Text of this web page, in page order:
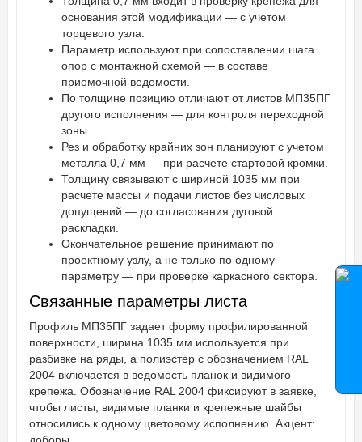
основания этой модификации — с учетом
торцевого узла.
Параметр используют при сопоставлении шага
опор с монтажной схемой — в составе
приемочной ведомости.
По толщине позицию отличают от листов МП35ПГ
другого исполнения — для контроля переходной
зоны.
Рез и обработку крайних зон планируют с учетом
металла 0,7 мм — при расчете стартовой кромки.
Толщину связывают с шириной 1035 мм при
расчете массы и подачи листов без числовых
допущений — до согласования дуговой
раскладки.
Окончательное решение принимают по
проектному узлу, а не только по одному
параметру — при проверке каркасного сектора.
Связанные параметры листа
Профиль МП35ПГ задает форму профилированной
поверхности, ширина 1035 мм используется при
разбивке на ряды, а полиэстер с обозначением RAL
2004 включается в ведомость планок и видимого
крепежа. Обозначение RAL 2004 фиксируют в заявке,
чтобы листы, видимые планки и крепежные шайбы
относились к одному цветовому исполнению. Акцент: